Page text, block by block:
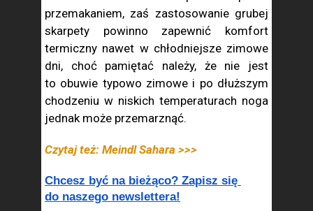
przemakaniem, zaś zastosowanie grubej
skarpety powinno zapewnić komfort
termiczny nawet w chłodniejsze zimowe
dni, choć pamiętać należy, że nie jest
to obuwie typowo zimowe i po dłuższym
chodzeniu w niskich temperaturach noga
jednak może przemarznąć.
Czytaj też: Meindl Sahara >>>
Chcesz być na bieżąco? Zapisz się
do naszego newslettera!